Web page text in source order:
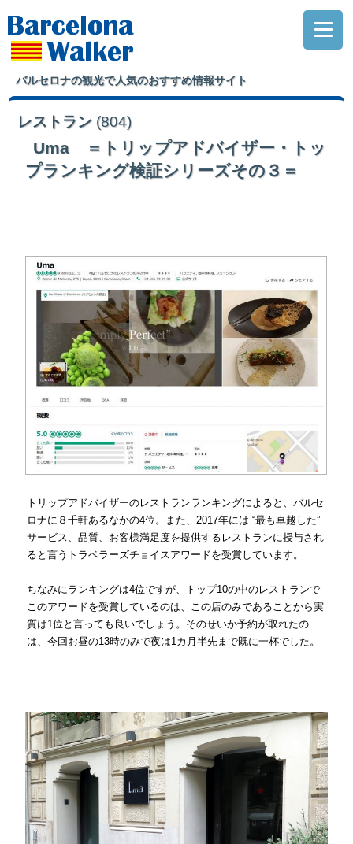
バルセロナの観光で人気のおすすめ情報サイト
レストラン (804)
Uma ＝トリップアドバイザー・トッ
プランキング検証シリーズその３＝
トリップアドバイザーのレストランランキングによると、バルセ
ロナに８千軒あるなかの4位。また、2017年には “最も卓越した”
サービス、品質、お客様満足度を提供するレストランに授与され
ると言うトラベラーズチョイスアワードを受賞しています。
ちなみにランキングは4位ですが、トップ10の中のレストランで
このアワードを受賞しているのは、この店のみであることから実
質は1位と言っても良いでしょう。そのせいか予約が取れたの
は、今回お昼の13時のみで夜は1カ月半先まで既に一杯でした。